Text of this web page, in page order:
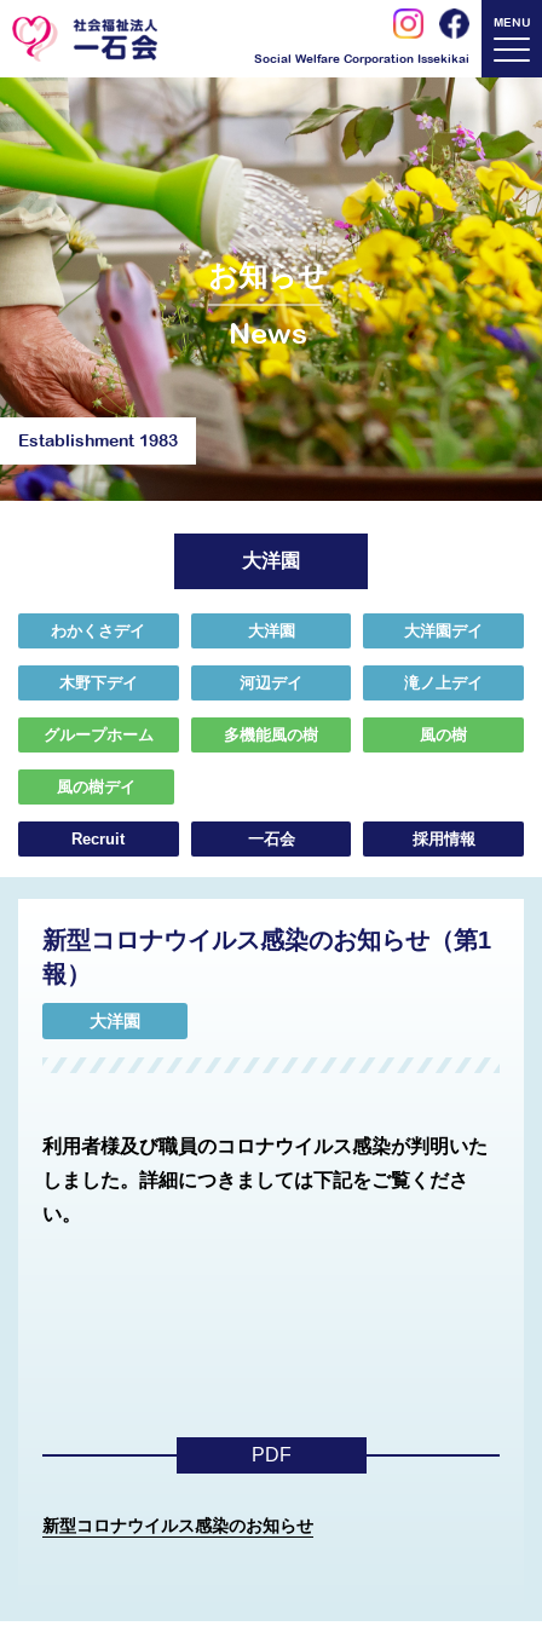
Social Welfare Corporation Issekikai
MENU
お知らせ
News
Establishment 1983
大洋園
わかくさデイ 大洋園 大洋園デイ
木野下デイ 河辺デイ 滝ノ上デイ
グループホーム 多機能風の樹 風の樹
風の樹デイ
Recruit 一石会 採用情報
新型コロナウイルス感染のお知らせ（第1
報）
大洋園
利用者様及び職員のコロナウイルス感染が判明いた
しました。詳細につきましては下記をご覧くださ
い。
PDF
新型コロナウイルス感染のお知らせ